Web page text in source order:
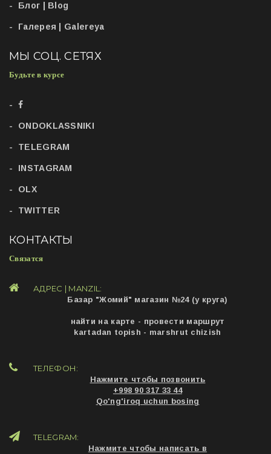
Блог | Blog
Галерея | Galereya
МЫ СОЦ. СЕТЯХ
Будьте в курсе
ONDOKLASSNIKI
TELEGRAM
INSTAGRAM
OLX
TWITTER
КОНТАКТЫ
Связатся
АДРЕС | MANZIL:
Базар "Жомий" магазин №24 (у круга)
найти на карте - провести маршрут
kartadan topish - marshrut chizish
ТЕЛЕФОН:
Нажмите чтобы позвонить
+998 90 317 33 44
Qo'ng'iroq uchun bosing
TELEGRAM:
Нажмите чтобы написать в